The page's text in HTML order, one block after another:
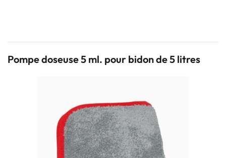
Pompe doseuse 5 ml. pour bidon de 5 litres